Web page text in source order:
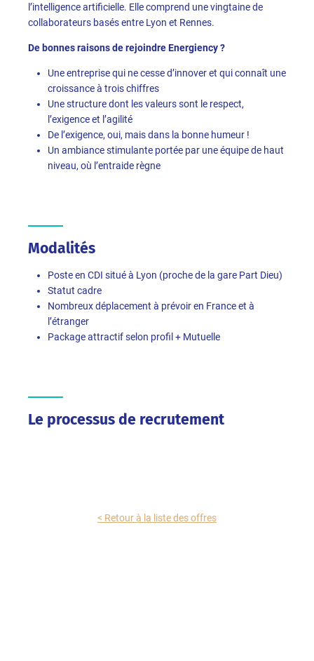
l’intelligence artificielle. Elle comprend une vingtaine de
collaborateurs basés entre Lyon et Rennes.
De bonnes raisons de rejoindre Energiency ?
Une entreprise qui ne cesse d’innover et qui connaît une
croissance à trois chiffres
Une structure dont les valeurs sont le respect,
l’exigence et l’agilité
De l’exigence, oui, mais dans la bonne humeur !
Un ambiance stimulante portée par une équipe de haut
niveau, où l’entraide règne
Modalités
Poste en CDI situé à Lyon (proche de la gare Part Dieu)
Statut cadre
Nombreux déplacement à prévoir en France et à
l’étranger
Package attractif selon profil + Mutuelle
Le processus de recrutement
< Retour à la liste des offres